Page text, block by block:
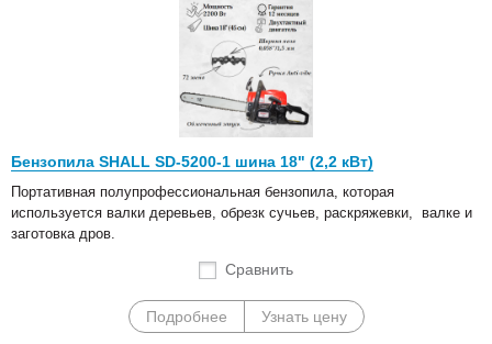
Бензопила SHALL SD-5200-1 шина 18" (2,2 кВт)
Портативная полупрофессиональная бензопила, которая
используется валки деревьев, обрезк сучьев, раскряжевки, валке и
заготовка дров.
Сравнить
Подробнее Узнать цену